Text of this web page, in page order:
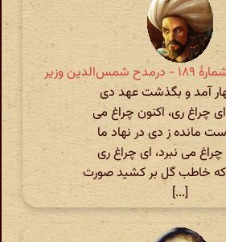
وزیر
آمد و بگذشت عهد دی
چراغ ری، اکنون چراغ می
مانده ز دی در نهاد ما
می نبرد، ای چراغ ری
که خاطب گل بر کشید صورت
[...]